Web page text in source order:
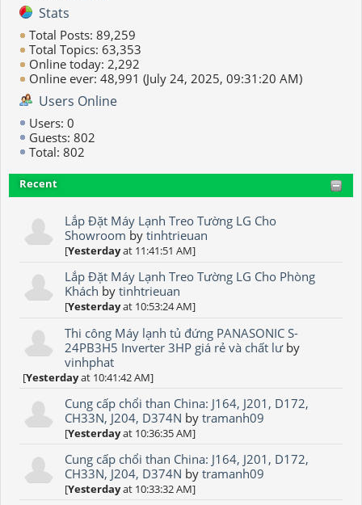
Stats
Total Posts: 89,259
Total Topics: 63,353
Online today: 2,292
Online ever: 48,991 (July 24, 2025, 09:31:20 AM)
Users Online
Users: 0
Guests: 802
Total: 802
Recent
Lắp Đặt Máy Lạnh Treo Tường LG Cho
Showroom bytinhtrieuan
[Yesterdayat 11:41:51 AM]
Lắp Đặt Máy Lạnh Treo Tường LG Cho Phòng
Khách bytinhtrieuan
[Yesterdayat 10:53:24 AM]
Thi công Máy lạnh tủ đứng PANASONIC S-
24PB3H5 Inverter 3HP giá rẻ và chất lưby
vinhphat
[Yesterdayat 10:41:42 AM]
Cung cấp chổi than China: J164, J201, D172,
CH33N, J204, D374N bytramanh09
[Yesterdayat 10:36:35 AM]
Cung cấp chổi than China: J164, J201, D172,
CH33N, J204, D374N bytramanh09
[Yesterdayat 10:33:32 AM]